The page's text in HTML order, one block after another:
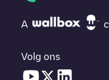
A
Volg ons